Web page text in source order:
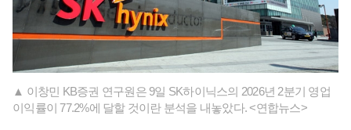
▲ 이창민 KB증권 연구원은 9일 SK하이닉스의 2026년 2분기 영업
이익률이 77.2%에 달할 것이란 분석을 내놓았다. <연합뉴스>